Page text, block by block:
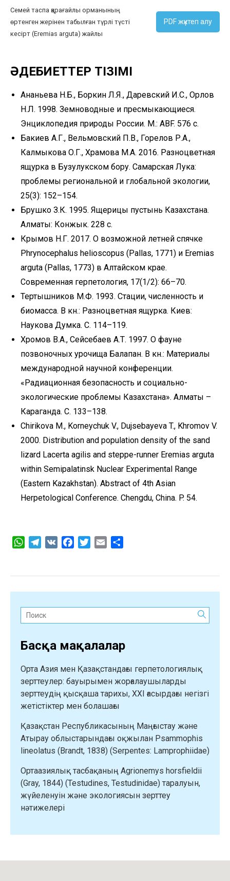
Семей таспа қарағайлы орманының
өртенген жерінен табылған түрлі түсті
кесірт (Eremias arguta) жайлы
PDF жүктеп алу
ӘДЕБИЕТТЕР ТІЗІМІ
Ананьева Н.Б., Боркин Л.Я., Даревский И.С., Орлов
Н.Л. 1998. Земноводные и пресмыкающиеся.
Энциклопедия природы России. М.: ABF. 576 с.
Бакиев А.Г., Вельмовский П.В., Горелов Р.А.,
Калмыкова О.Г., Храмова М.А. 2016. Разноцветная
ящурка в Бузулукском бору. Самарская Лука:
проблемы региональной и глобальной экологии,
25(3): 152–154.
Брушко З.К. 1995. Ящерицы пустынь Казахстана.
Алматы: Конжык. 228 с.
Крымов Н.Г. 2017. О возможной летней спячке
Phrynocephalus helioscopus (Pallas, 1771) и Eremias
arguta (Pallas, 1773) в Алтайском крае.
Современная герпетология, 17(1/2): 66–70.
Тертышников М.Ф. 1993. Стации, численность и
биомасса. В кн.: Разноцветная ящурка. Киев:
Наукова Думка. С. 114–119.
Хромов В.А., Сейсебаев А.Т. 1997. О фауне
позвоночных урочища Балапан. В кн.: Материалы
международной научной конференции.
«Радиационная безопасность и социально-
экологические проблемы Казахстана». Алматы –
Караганда. C. 133–138.
Chirikova M., Korneychuk V., Dujsebayeva T., Khromov V.
2000. Distribution and population density of the sand
lizard Lacerta agilis and steppe-runner Eremias arguta
within Semipalatinsk Nuclear Experimental Range
(Eastern Kazakhstan). Abstract of 4th Asian
Herpetological Conference. Chengdu, China. P. 54.
WhatsAppTelegram
VK FacebookTwitterEmail
Поиск:
Басқа мақалалар
Орта Азия мен Қазақстандағы герпетологиялық
зерттеулер: бауырымен жорғалаушыларды
зерттеудің қысқаша тарихы, XXI ғасырдағы негізгі
жетістіктер мен болашағы
Қазақстан Республикасының Маңғыстау және
Атырау облыстарындағы оқжылан Psammophis
lineolatus (Brandt, 1838) (Serpentes: Lamprophiidae)
Ортаазиялық тасбақаның Agrionemys horsfieldii
(Gray, 1844) (Testudines, Testudinidae) таралуын,
жүйеленуін және экологиясын зерттеу
нәтижелері